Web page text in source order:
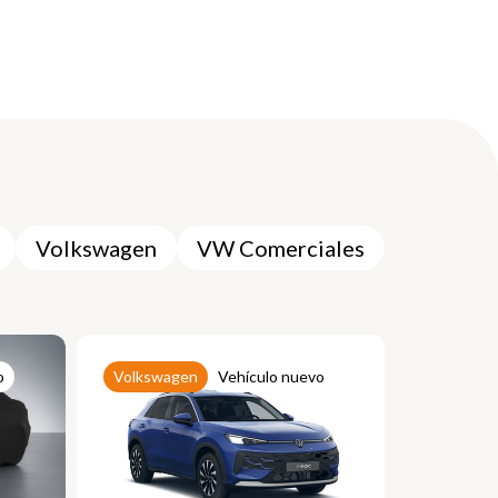
Volkswagen VW Comerciales
Volkswagen Vehículo nuevo